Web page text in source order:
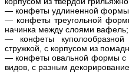
— конфеты удлиненной формы
— конфеты треугольной
начинка между слоями вафель;
— конфеты
стружкой, с корпусом из
— конфеты овальной формы с
видов, с разным